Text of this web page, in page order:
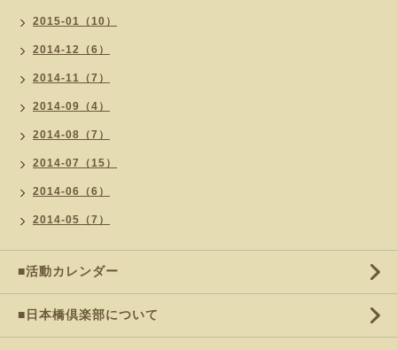
2015-01（10）
2014-12（6）
2014-11（7）
2014-09（4）
2014-08（7）
2014-07（15）
2014-06（6）
2014-05（7）
■活動カレンダー
■日本橋倶楽部について